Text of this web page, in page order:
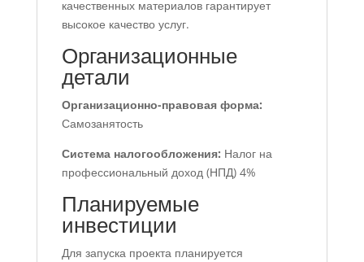
качественных материалов гарантирует
высокое качество услуг.
Организационные
детали
Организационно-правовая форма:
Самозанятость
Система налогообложения: Налог на
профессиональный доход (НПД) 4%
Планируемые
инвестиции
Для запуска проекта планируется